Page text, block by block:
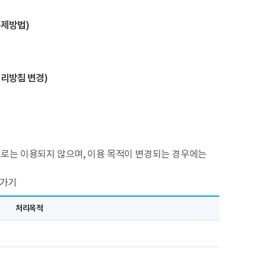
방법)
방침 변경)
는 이용되지 않으며, 이용 목적이 변경되는 경우에는
기
처리목적